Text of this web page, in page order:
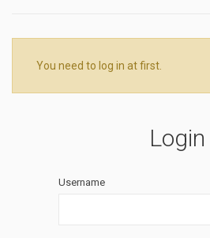
You need to log in at first.
Login
Username